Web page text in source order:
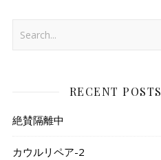
RECENT POSTS
絶賛隔離中
カウルリペア-2